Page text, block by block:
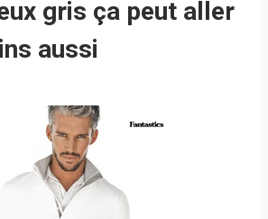
gris ça peut aller
aussi